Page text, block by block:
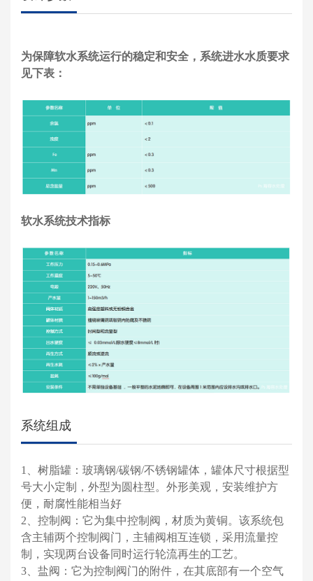
为保障软水系统运行的稳定和安全，系统进水水质要求
见下表：
软水系统技术指标
系统组成
1、树脂罐：玻璃钢/碳钢/不锈钢罐体，罐体尺寸根据型
号大小定制，外型为圆柱型。外形美观，安装维护方
便，耐腐性能相当好
2、控制阀：它为集中控制阀，材质为黄铜。该系统包
含主辅两个控制阀门，主辅阀相互连锁，采用流量控
制，实现两台设备同时运行轮流再生的工艺。
3、盐阀：它为控制阀门的附件，在其底部有一个空气